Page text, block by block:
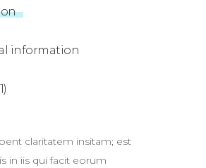
information
claritatem insitam; est
in iis qui facit eorum